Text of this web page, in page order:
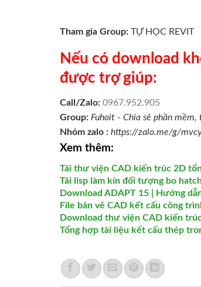
Tham gia Group: TỰ HỌC REVIT
Nếu có download
được trợ giúp:
Call/Zalo: 0967.952.905
Group: Fuhoit - Chia sẻ phần
Nhóm zalo : https://zalo.me/g/
Xem thêm:
Tải thư viện CAD kiến trúc 2D
Tải lisp làm kín đối tượng bo
Download ADAPT 15 | Hướng
File bản vẽ CAD kết cấu công
Download thư viện CAD kiến
Tổng hợp tài liệu kết cấu thép